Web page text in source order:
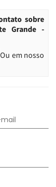
sobre
Grande -
Ou em nosso